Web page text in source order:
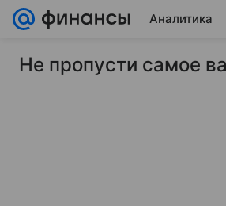
Аналитика
6 июля 2026 Финансы Mail
В Госдуме
Заместитель
Не пропусти самое